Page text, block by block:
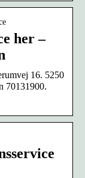
her –
16. 5250
70131900.